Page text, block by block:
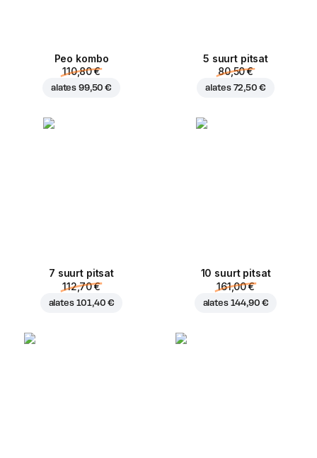
Peo kombo
110,80 €
alates 99,50 €
5 suurt pitsat
80,50 €
alates 72,50 €
7 suurt pitsat
112,70 €
alates 101,40 €
10 suurt pitsat
161,00 €
alates 144,90 €